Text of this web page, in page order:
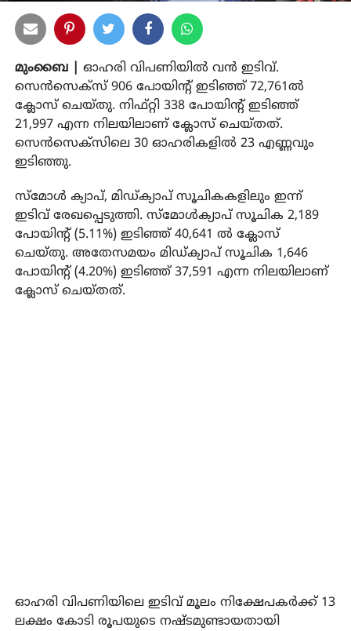
മുംബൈ |
ഓഹരി വിപണിയിൽ വൻ ഇടിവ്.
സെൻസെക്‌സ് 906 പോയിന്റ് ഇടിഞ്ഞ് 72,761ൽ
ക്ലോസ് ചെയ്തു. നിഫ്റ്റി 338 പോയിന്റ് ഇടിഞ്ഞ്
21,997 എന്ന നിലയിലാണ് ക്ലോസ് ചെയ്തത്.
സെൻസെക്‌സിലെ 30 ഓഹരികളിൽ 23 എണ്ണവും
ഇടിഞ്ഞു.
സ്‌മോൾ ക്യാപ്, മിഡ്‌ക്യാപ് സൂചികകളിലും ഇന്ന്
ഇടിവ് രേഖപ്പെടുത്തി. സ്‌മോൾക്യാപ് സൂചിക 2,189
പോയിന്റ് (5.11%) ഇടിഞ്ഞ് 40,641 ൽ ക്ലോസ്
ചെയ്തു. അതേസമയം മിഡ്‌ക്യാപ് സൂചിക 1,646
പോയിന്റ് (4.20%) ഇടിഞ്ഞ് 37,591 എന്ന നിലയിലാണ്
ക്ലോസ് ചെയ്തത്.
ഓഹരി വിപണിയിലെ ഇടിവ് മൂലം നിക്ഷേപകർക്ക് 13
ലക്ഷം കോടി രൂപയുടെ നഷ്ടമുണ്ടായതായി